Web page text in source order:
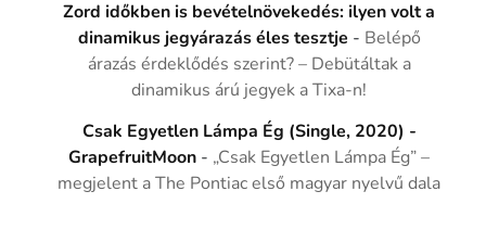
Zord időkben is bevételnövekedés: ilyen volt a
dinamikus jegyárazás éles tesztje - Belépő
árazás érdeklődés szerint? – Debütáltak a
dinamikus árú jegyek a Tixa-n!
Csak Egyetlen Lámpa Ég (Single, 2020) -
GrapefruitMoon - „Csak Egyetlen Lámpa Ég” –
megjelent a The Pontiac első magyar nyelvű dala